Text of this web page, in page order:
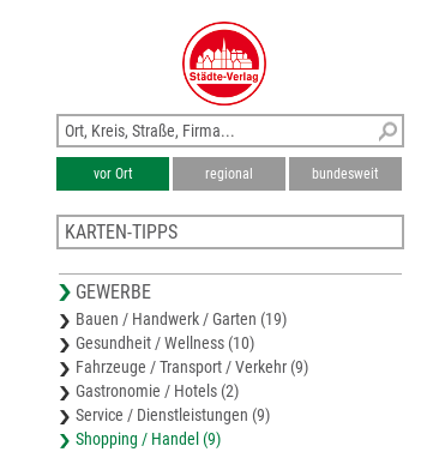
vor Ort regional bundesweit
KARTEN-TIPPS
Stadtplan Amt Peitz
Stadtplan Drebkau
Stadtplan Spremberg
Wirtschaftsregion Guben-Forst-Cottbus
GEWERBE
Bauen / Handwerk / Garten (19)
Gesundheit / Wellness (10)
Fahrzeuge / Transport / Verkehr (9)
Gastronomie / Hotels (2)
Service / Dienstleistungen (9)
Shopping / Handel (9)